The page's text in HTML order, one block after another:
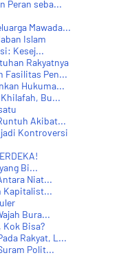
Peran seba...
Mawada...
Islam
Kesej...
Rakyatnya
Fasilitas Pen...
Hukuma...
Bu...
Akibat...
Kontroversi
Bi...
Niat...
Kapitalist...
Bura...
Kok Bisa?
Rakyat, L...
Polit...